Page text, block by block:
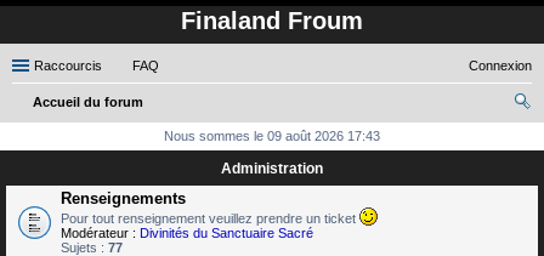
Finaland Froum
Raccourcis FAQ Connexion
Accueil du forum
ch
Nous sommes le 09 août 2026 17:43
Administration
Renseignements
Pour tout renseignement veuillez prendre un ticket
Modérateur : Divinités du Sanctuaire Sacré
Sujets : 77